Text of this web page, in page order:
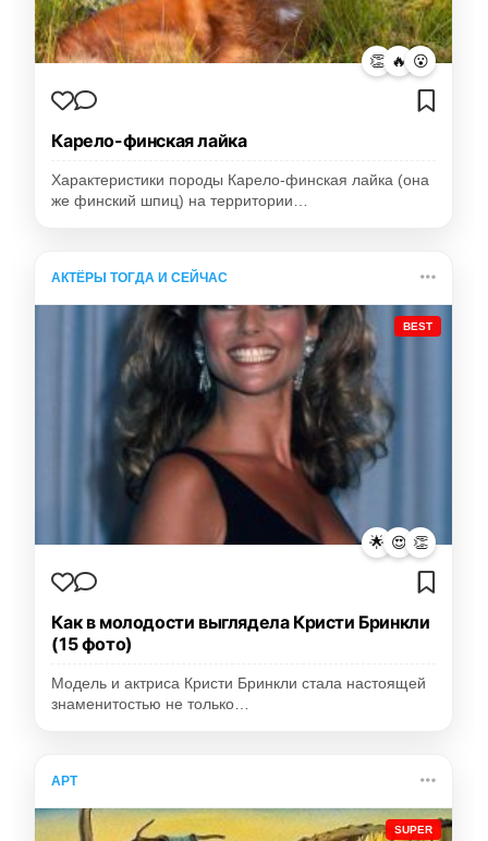
👏 🔥 😮
Карело-финская лайка
Характеристики породы Карело-финская лайка (она
же финский шпиц) на территории…
АКТЁРЫ ТОГДА И СЕЙЧАС
BEST
🌟 😍 👏
Как в молодости выглядела Кристи Бринкли
(15 фото)
Модель и актриса Кристи Бринкли стала настоящей
знаменитостью не только…
АРТ
SUPER